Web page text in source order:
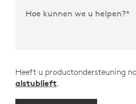
Hoe kunnen we u helpen?*
Heeft u productondersteuning
alstublieft.